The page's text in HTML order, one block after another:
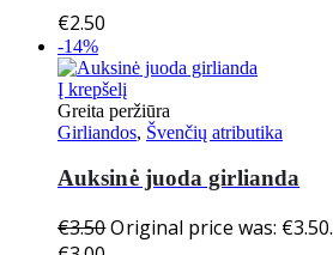
€2.50
-14%
Į krepšelį
Greita peržiūra
Girliandos, Švenčių atributika
Auksinė juoda girlianda
€3.50Original price was: €3.50.